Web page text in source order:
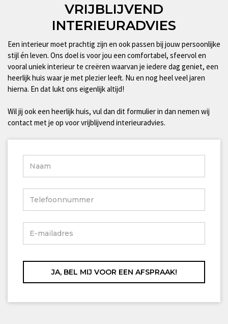
VRIJBLIJVEND
INTERIEURADVIES
Een interieur moet prachtig zijn en ook passen bij jouw persoonlijke
stijl én leven. Ons doel is voor jou een comfortabel, sfeervol en
vooral uniek interieur te creëren waarvan je iedere dag geniet, een
heerlijk huis waar je met plezier leeft. Nu en nog heel veel jaren
hierna. En dat lukt ons eigenlijk altijd!
Wil jij ook een heerlijk huis, vul dan dit formulier in dan nemen wij
contact met je op voor vrijblijvend interieuradvies.